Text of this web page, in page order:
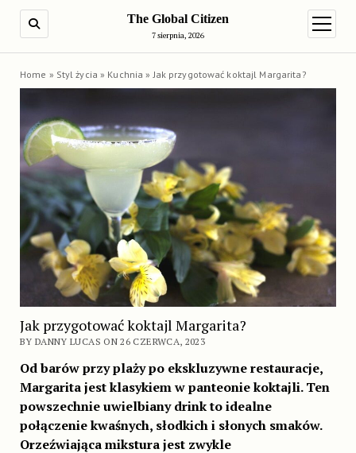
The Global Citizen
7 sierpnia, 2026
open
Home » Styl życia » Kuchnia » Jak przygotować koktajl Margarita?
Jak przygotować koktajl Margarita?
BY DANNY LUCAS ON 26 CZERWCA, 2023
Od barów przy plaży po ekskluzywne restauracje,
Margarita jest klasykiem w panteonie koktajli. Ten
powszechnie uwielbiany drink to idealne
połączenie kwaśnych, słodkich i słonych smaków.
Orzeźwiająca mikstura jest zwykle